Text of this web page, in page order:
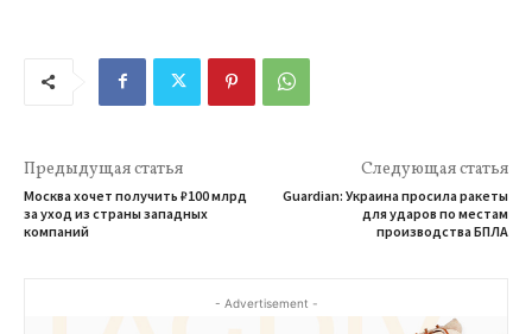
Предыдущая статья
Москва хочет получить ₽100 млрд
за уход из страны западных
компаний
Следующая статья
Guardian: Украина просила ракеты
для ударов по местам
производства БПЛА
- Advertisement -